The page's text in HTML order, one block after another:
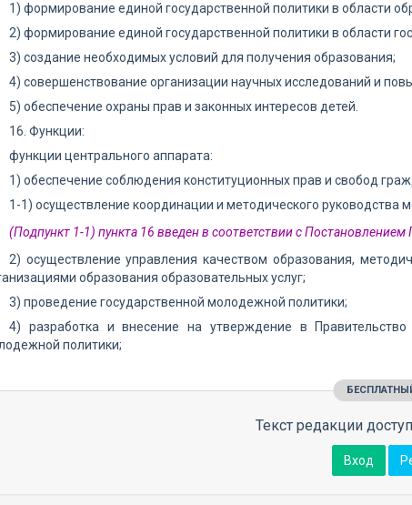
1) формирование единой государственной политики в области
2) формирование единой государственной политики в области
3) создание необходимых условий для получения образования;
4) совершенствование организации научных исследований и
5) обеспечение охраны прав и законных интересов детей.
16. Функции:
функции центрального аппарата:
1) обеспечение соблюдения конституционных прав и свобод
1-1) осуществление координации и методического руководства
(Подпункт 1-1) пункта 16 введен в соответствии с
2) осуществление управления качеством образования,
образования образовательных услуг;
3) проведение государственной молодежной политики;
4) разработка и внесение на утверждение в
политики;
Текст редакции
Вход